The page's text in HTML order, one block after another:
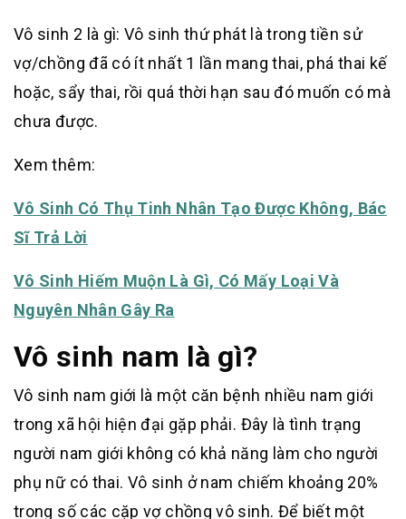
Vô sinh 2 là gì: Vô sinh thứ phát là trong tiền sử
vợ/chồng đã có ít nhất 1 lần mang thai, phá thai kế
hoặc, sẩy thai, rồi quá thời hạn sau đó muốn có mà
chưa được.
Xem thêm:
Vô Sinh Có Thụ Tinh Nhân Tạo Được Không, Bác
Sĩ Trả Lời
Vô Sinh Hiếm Muộn Là Gì, Có Mấy Loại Và
Nguyên Nhân Gây Ra
Vô sinh nam là gì?
Vô sinh nam giới là một căn bệnh nhiều nam giới
trong xã hội hiện đại gặp phải. Đây là tình trạng
người nam giới không có khả năng làm cho người
phụ nữ có thai. Vô sinh ở nam chiếm khoảng 20%
trong số các cặp vợ chồng vô sinh. Để biết một